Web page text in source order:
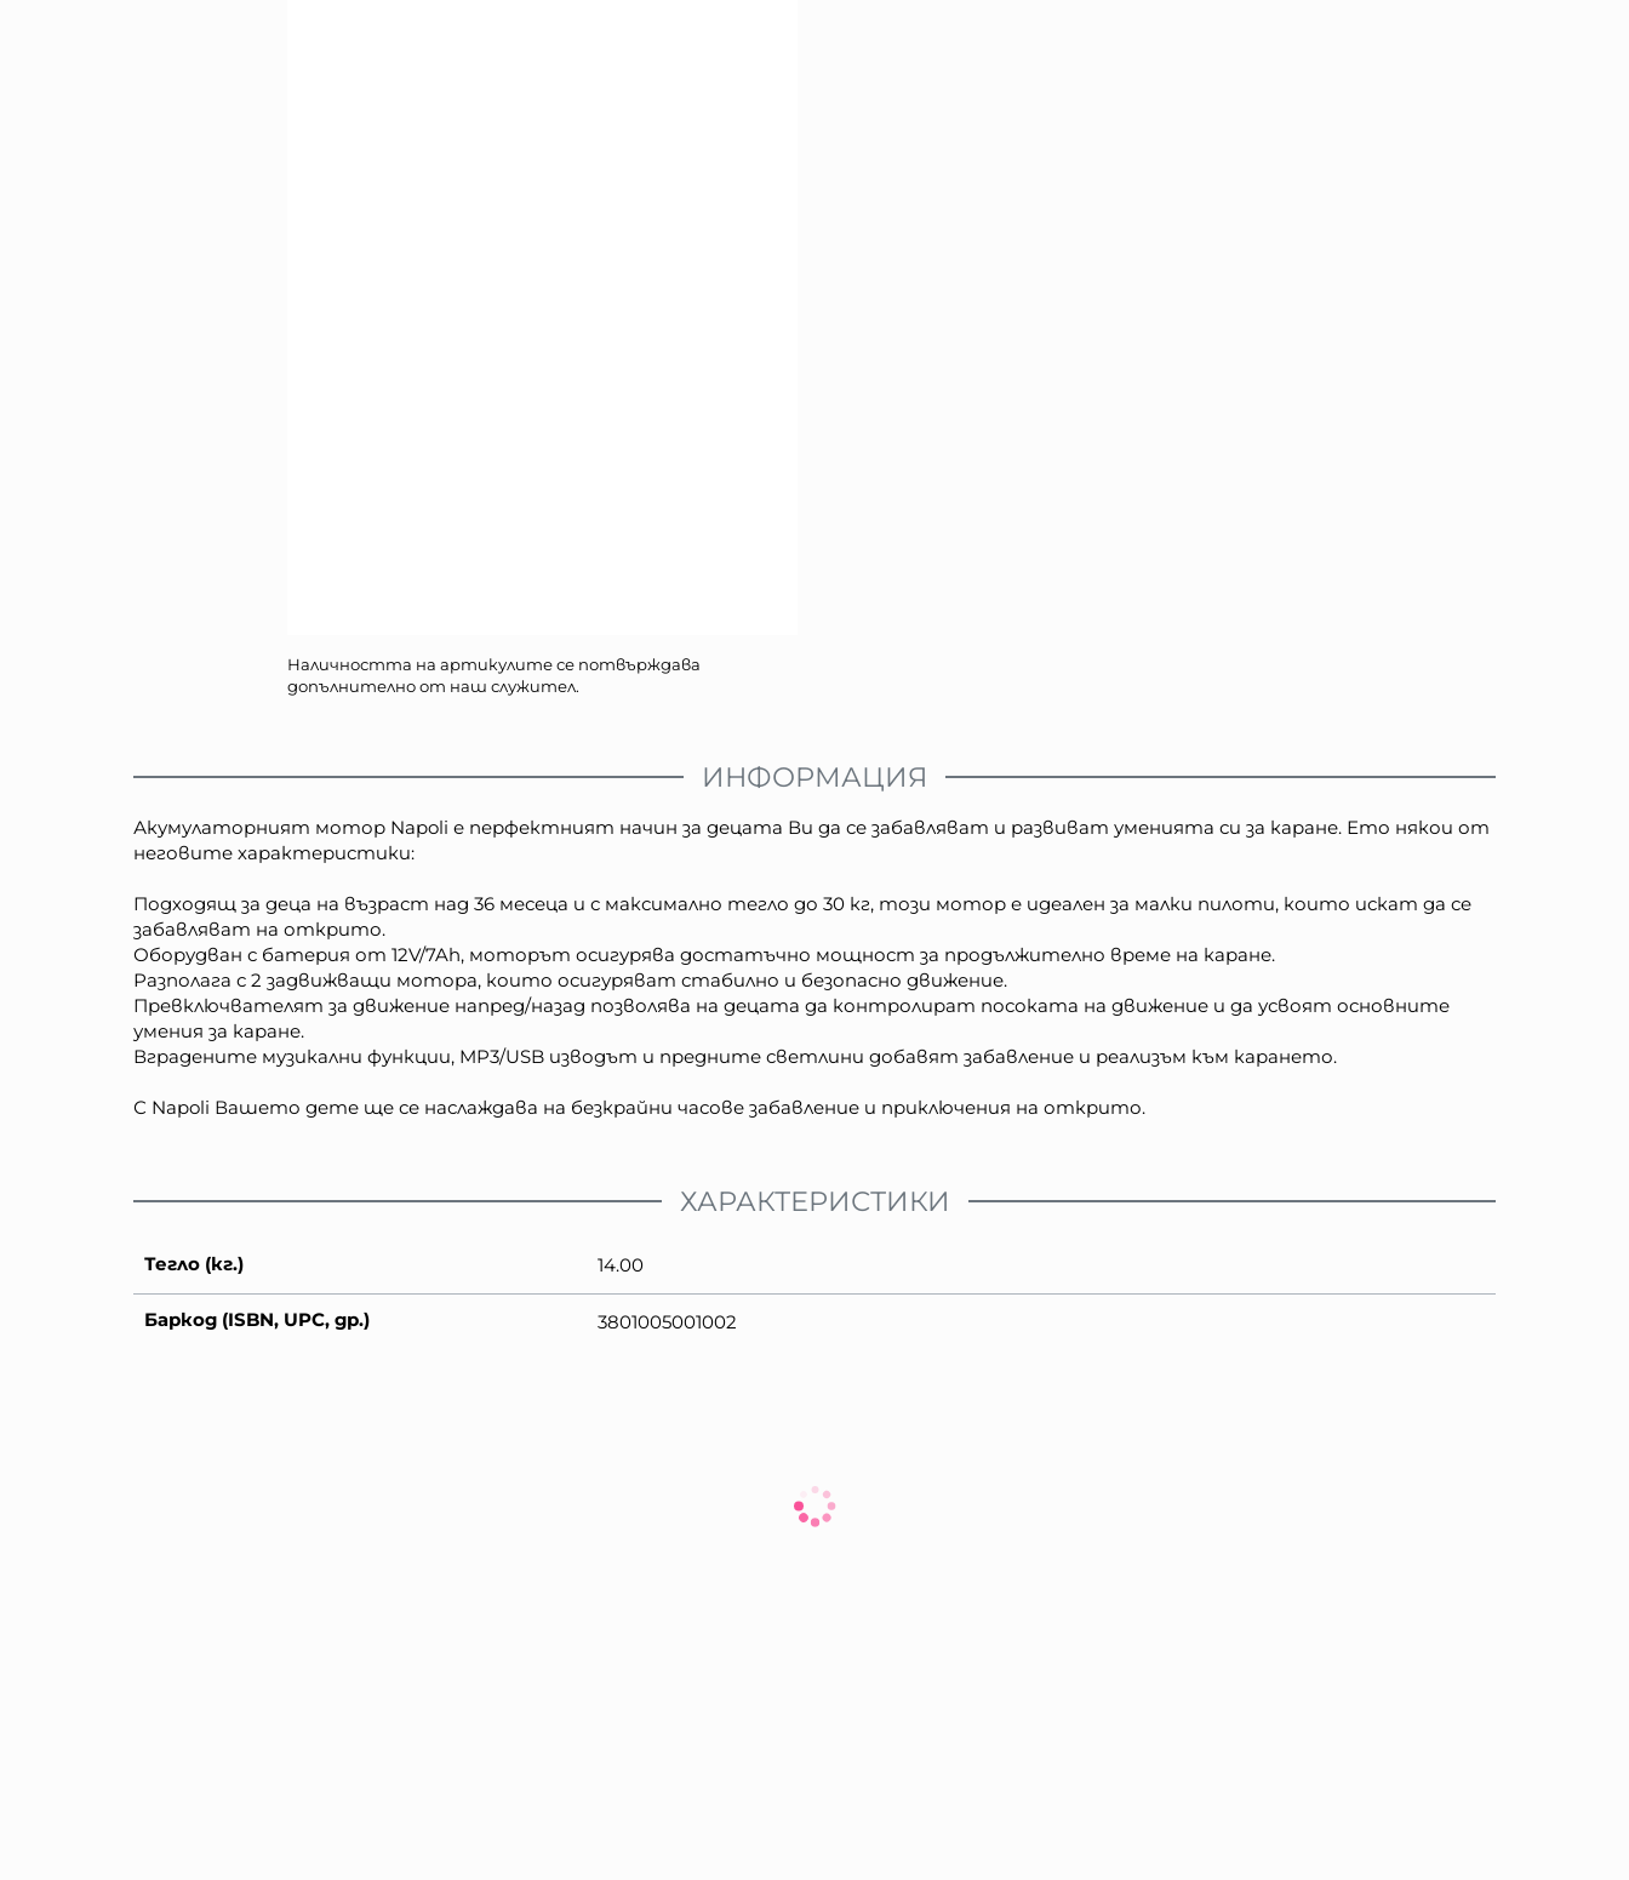
Наличността на артикулите се потвърждава
допълнително от наш служител.
ИНФОРМАЦИЯ
Акумулаторният мотор Napoli е перфектният начин за децата Ви да се забавляват и развиват уменията си за каране. Ето някои от
неговите характеристики:
Подходящ за деца на възраст над 36 месеца и с максимално тегло до 30 кг, този мотор е идеален за малки пилоти, които искат да се
забавляват на открито.
Оборудван с батерия от 12V/7Ah, моторът осигурява достатъчно мощност за продължително време на каране.
Разполага с 2 задвижващи мотора, които осигуряват стабилно и безопасно движение.
Превключвателят за движение напред/назад позволява на децата да контролират посоката на движение и да усвоят основните
умения за каране.
Вградените музикални функции, MP3/USB изводът и предните светлини добавят забавление и реализъм към карането.
С Napoli Вашето дете ще се наслаждава на безкрайни часове забавление и приключения на открито.
ХАРАКТЕРИСТИКИ
Тегло (кг.) 14.00
Баркод (ISBN, UPC, др.) 3801005001002